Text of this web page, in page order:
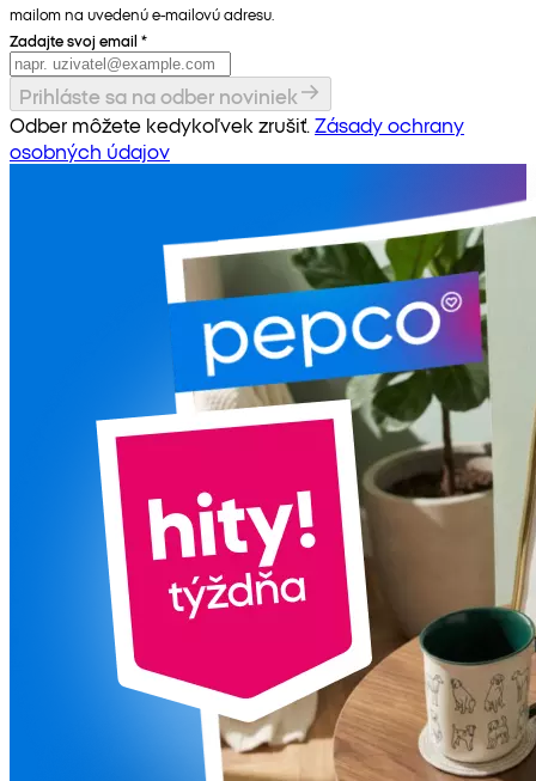
mailom na uvedenú e-mailovú adresu.
Zadajte svoj email *
Prihláste sa na odber noviniek
Odber môžete kedykoľvek zrušiť. Zásady ochrany
osobných údajov